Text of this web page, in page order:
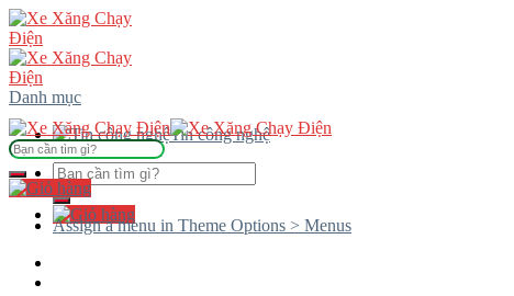
Skip
to
content
Danh mục
Tin công nghệ
Tìm
kiếm:
Tìm
Assign a menu in Theme Options > Menus